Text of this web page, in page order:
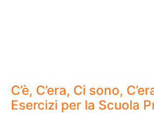
C’è, C’era, Ci sono,
Esercizi per la Scuola